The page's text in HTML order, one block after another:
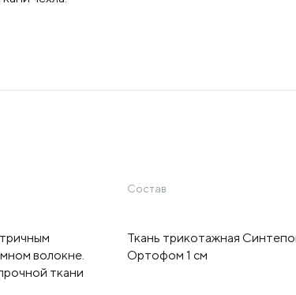
Состав
волокне.
ткани
Ткань трикотажная
Ортофом 1 см